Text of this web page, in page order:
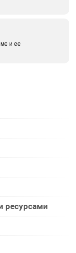
и ее
ресурсами